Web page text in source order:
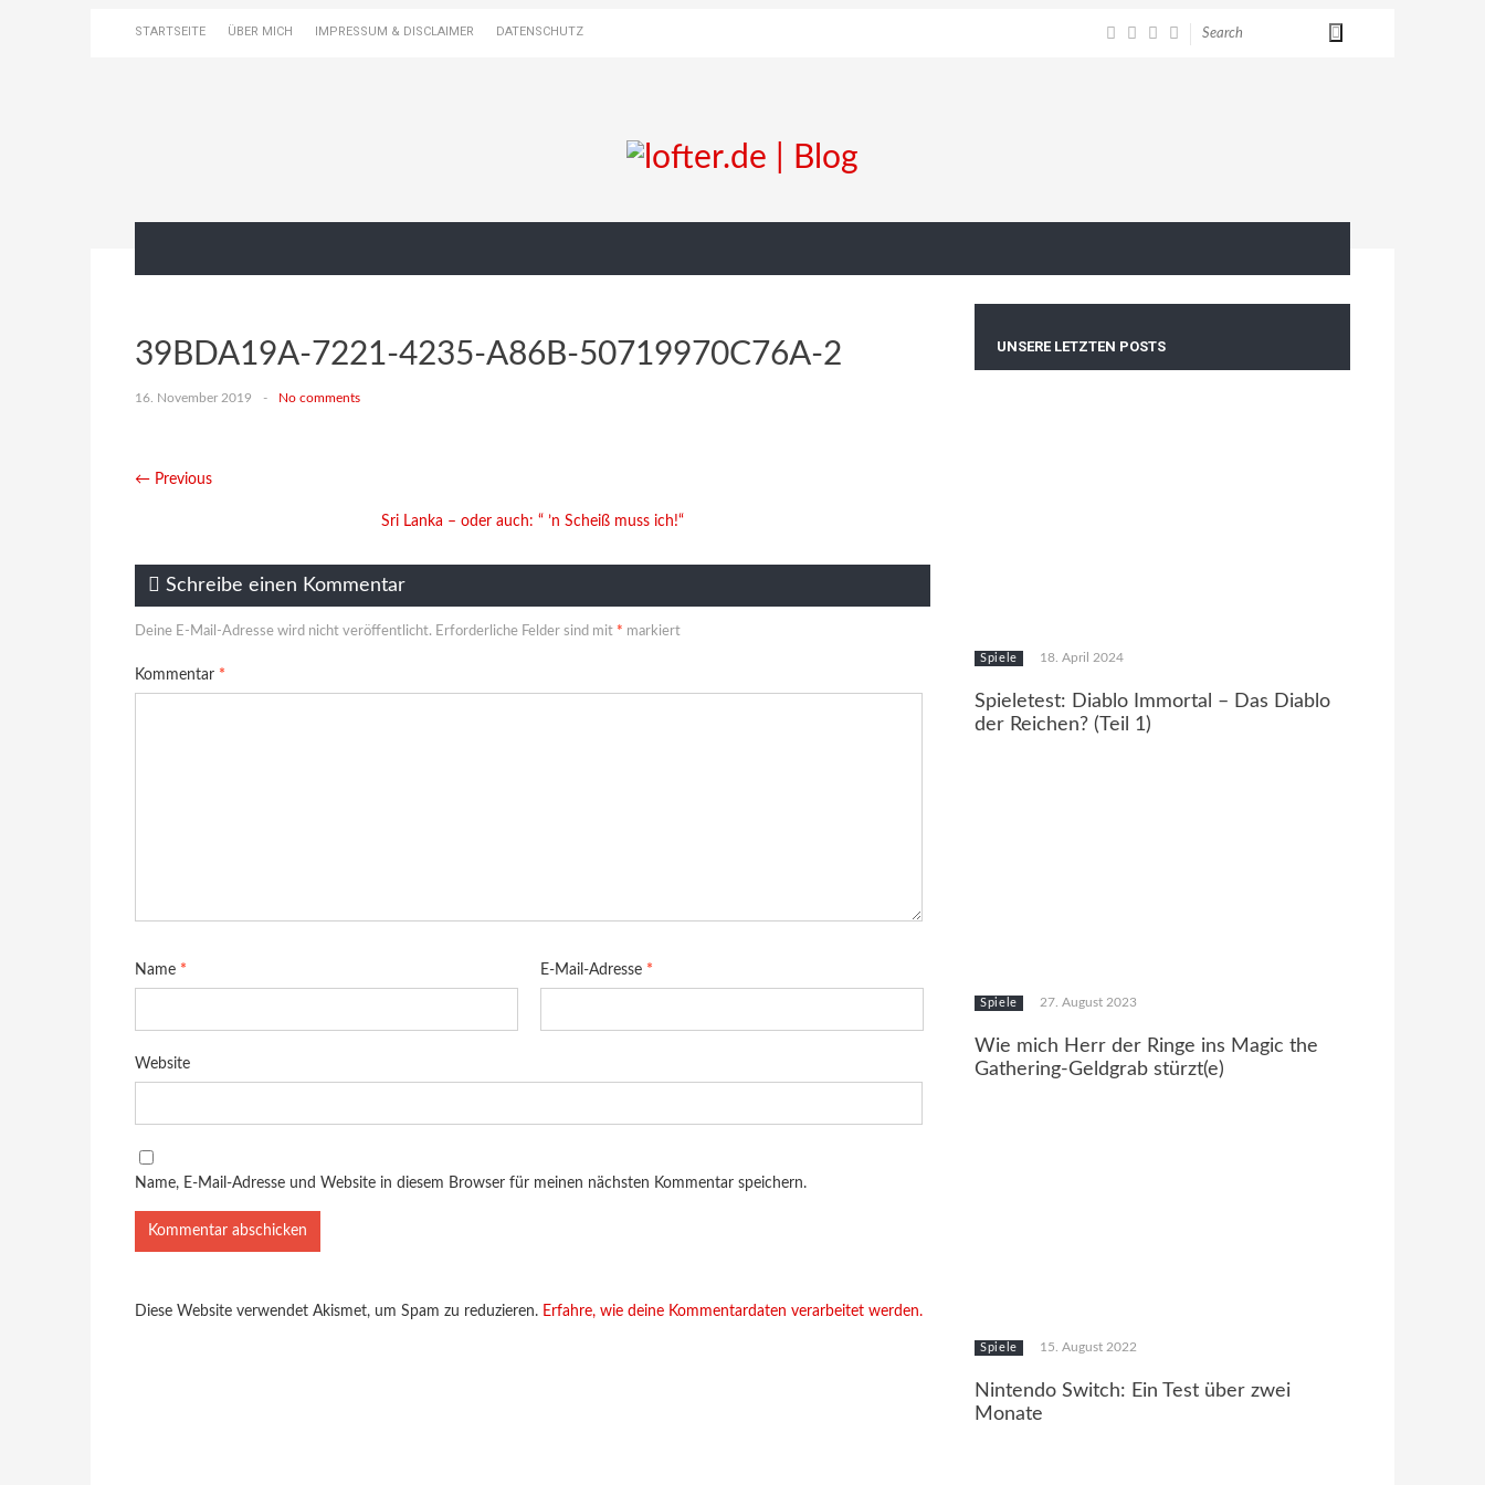
STARTSEITE ÜBER MICH IMPRESSUM & DISCLAIMER DATENSCHUTZ
39BDA19A-7221-4235-A86B-50719970C76A-2
16. November 2019 - No comments
← Previous
Sri Lanka – oder auch: “ ’n Scheiß muss ich!“
Schreibe einen Kommentar
Deine E-Mail-Adresse wird nicht veröffentlicht. Erforderliche Felder sind mit * markiert
Kommentar *
Name * E-Mail-Adresse *
Website
Name, E-Mail-Adresse und Website in diesem Browser für meinen nächsten Kommentar speichern.
Diese Website verwendet Akismet, um Spam zu reduzieren. Erfahre, wie deine Kommentardaten verarbeitet werden.
UNSERE LETZTEN POSTS
Spiele 18. April 2024
Spieletest: Diablo Immortal – Das Diablo
der Reichen? (Teil 1)
Spiele 27. August 2023
Wie mich Herr der Ringe ins Magic the
Gathering-Geldgrab stürzt(e)
Spiele 15. August 2022
Nintendo Switch: Ein Test über zwei
Monate